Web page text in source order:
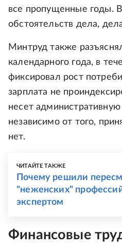
все пропущенные годы.
обстоятельств дела,
Минтруд также
календарного года, в
фиксировал рост
зарплата не
несет административную
независимо от того,
нет.
ЧИТАЙТЕ ТАКЖЕ
Почему решили
"неженских"
экспертом
Финансовые